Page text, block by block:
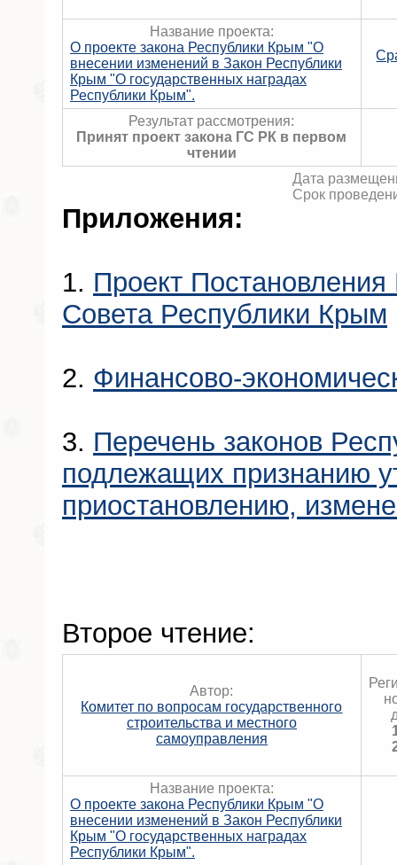
Название проекта:
О проекте закона Республики Крым "О
внесении изменений в Закон Республики
Крым "О государственных наградах
Республики Крым".
Результат рассмотрения:
Принят проект закона ГС РК в первом
чтении
Дата
Срок
Приложения:
1. Проект Постановления
Совета Республики Крым
2. Финансово-
3. Перечень законов
подлежащих признанию
приостановлению,
Второе чтение:
Автор:
Комитет по вопросам государственного
строительства и местного
самоуправления
Название проекта:
О проекте закона Республики Крым "О
внесении изменений в Закон Республики
Крым "О государственных наградах
Республики Крым".